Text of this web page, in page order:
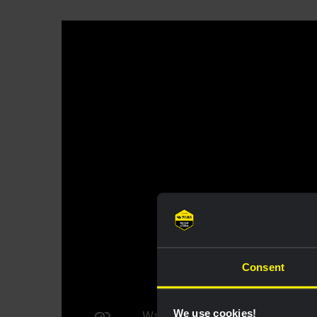
Consent
We use cookies!